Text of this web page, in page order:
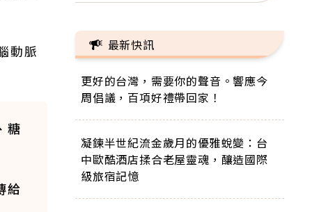
動脈
糖
給
最新快訊
更好的台灣，需要你的聲音。響應今
周倡議，百項好禮帶回家！
凝鍊半世紀流金歲月的優雅蛻變：台
中歐酷酒店揉合老屋靈魂，釀造國際
級旅宿記憶